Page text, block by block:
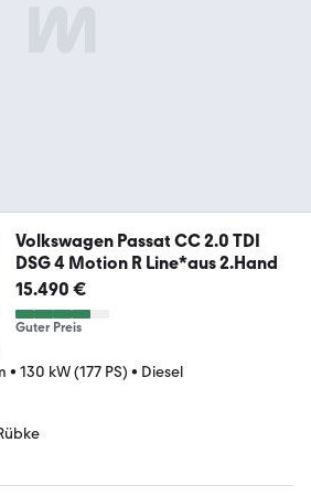
Volkswagen Passat CC 2.0 TDI
DSG 4 Motion R Line*aus 2.Hand
15.490 €
Guter Preis
• 130 kW (177 PS) • Diesel